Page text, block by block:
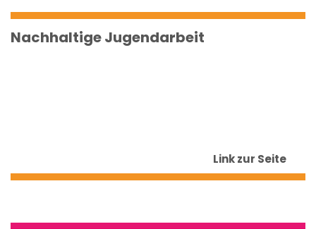
Nachhaltige Jugendarbeit
Link zur Seite